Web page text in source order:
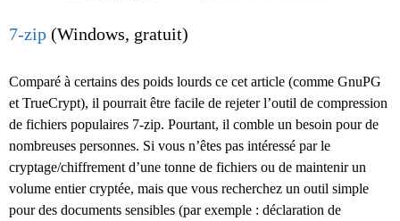
7-zip (Windows, gratuit)
Comparé à certains des poids lourds ce cet article (comme GnuPG
et TrueCrypt), il pourrait être facile de rejeter l’outil de compression
de fichiers populaires 7-zip. Pourtant, il comble un besoin pour de
nombreuses personnes. Si vous n’êtes pas intéressé par le
cryptage/chiffrement d’une tonne de fichiers ou de maintenir un
volume entier cryptée, mais que vous recherchez un outil simple
pour des documents sensibles (par exemple : déclaration de